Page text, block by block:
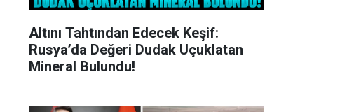
Altını Tahtından Edecek Keşif:
Rusya’da Değeri Dudak Uçuklatan
Mineral Bulundu!